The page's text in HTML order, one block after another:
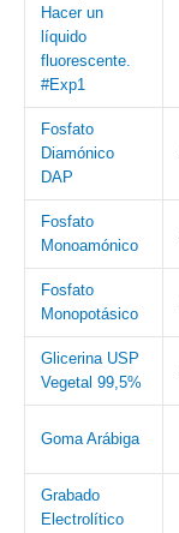
Hacer un
líquido
fluorescente.
#Exp1
Fosfato
Diamónico
DAP
Fosfato
Monoamónico
Fosfato
Monopotásico
Glicerina USP
Vegetal 99,5%
Goma Arábiga
Grabado
Electrolítico